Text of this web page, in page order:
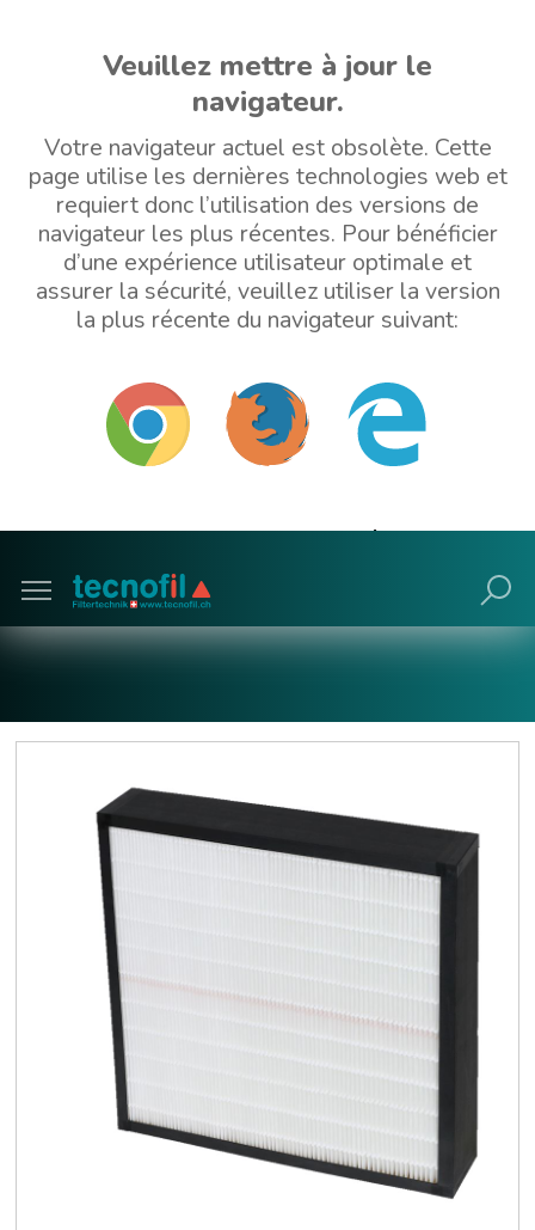
Veuillez mettre à jour le
navigateur.
Votre navigateur actuel est obsolète. Cette
page utilise les dernières technologies web et
requiert donc l’utilisation des versions de
navigateur les plus récentes. Pour bénéficier
d’une expérience utilisateur optimale et
assurer la sécurité, veuillez utiliser la version
la plus récente du navigateur suivant:
Poursuivre avec navigateur obsolète (non